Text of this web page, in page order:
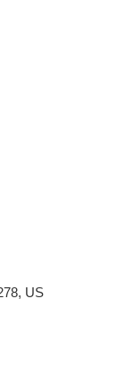
US